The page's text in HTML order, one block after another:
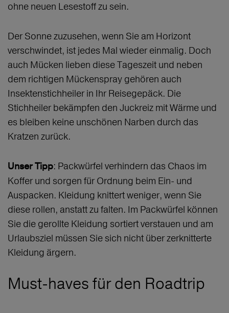
ohne neuen Lesestoff zu sein.
Der Sonne zuzusehen, wenn Sie am Horizont
verschwindet, ist jedes Mal wieder einmalig. Doch
auch Mücken lieben diese Tageszeit und neben
dem richtigen Mückenspray gehören auch
Insektenstichheiler in Ihr Reisegepäck. Die
Stichheiler bekämpfen den Juckreiz mit Wärme und
es bleiben keine unschönen Narben durch das
Kratzen zurück.
Unser Tipp: Packwürfel verhindern das Chaos im
Koffer und sorgen für Ordnung beim Ein- und
Auspacken. Kleidung knittert weniger, wenn Sie
diese rollen, anstatt zu falten. Im Packwürfel können
Sie die gerollte Kleidung sortiert verstauen und am
Urlaubsziel müssen Sie sich nicht über zerknitterte
Kleidung ärgern.
Must-haves für den Roadtrip